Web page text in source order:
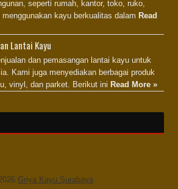
seperti rumah, kantor, toko, ruko,
kayu berkualitas dalam Read
Lantai Kayu
dan pemasangan lantai kayu untuk
Kami juga menyediakan berbagai produk
vinyl, dan parket. Berikut ini Read More »
Griya Kayu Surabaya